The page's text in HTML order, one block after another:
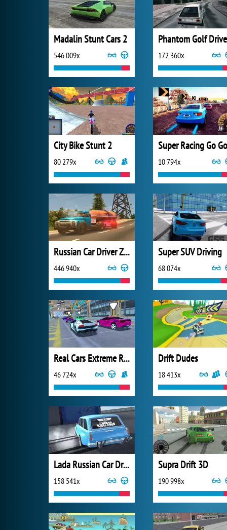
Madalin Stunt Cars 2
546 009x
Phantom Golf
172 360x
City Bike Stunt 2
80 279x 10 794x
Russian Car Driver ZIL 130
446 940x
Super SUV Driving
68 074x
Real Cars Extreme Racing
46 724x
Drift Dudes
18 413x
Lada Russian Car Drift
158 541x
Supra Drift 3D
190 998x